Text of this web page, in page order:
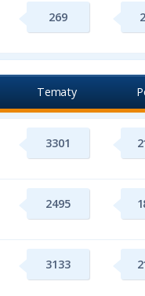
269
Tematy
3301
2495
3133